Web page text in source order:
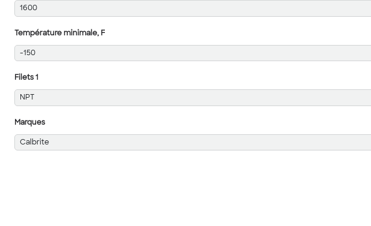
1600
Température minimale, F
-150
Filets 1
NPT
Marques
Calbrite